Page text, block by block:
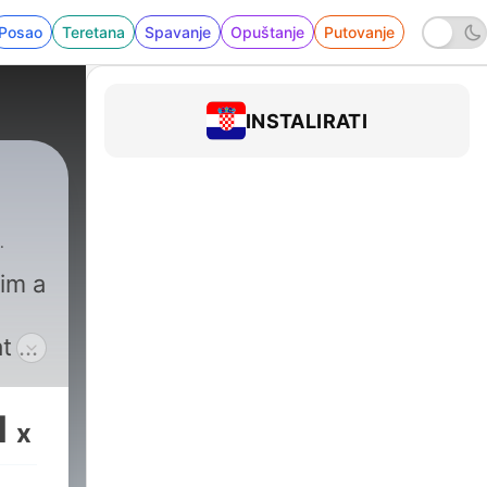
Teretana Spavanje Opuštanje Putovanje
a
a
x
INSTALIRATI